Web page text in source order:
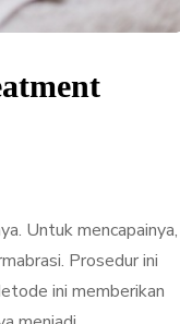
Untuk mencapainya,
Prosedur ini
ini memberikan